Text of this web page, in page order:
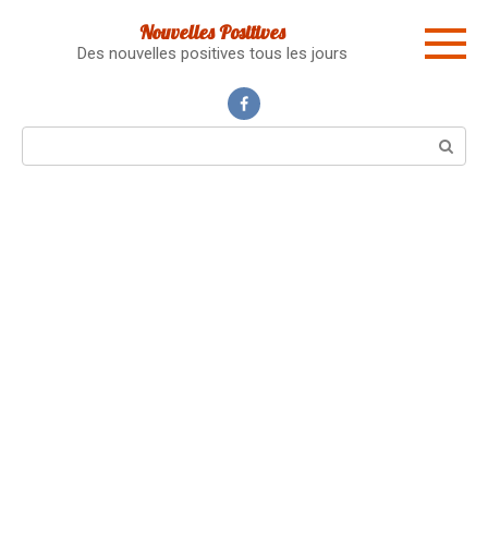
Nouvelles Positives
Des nouvelles positives tous les jours